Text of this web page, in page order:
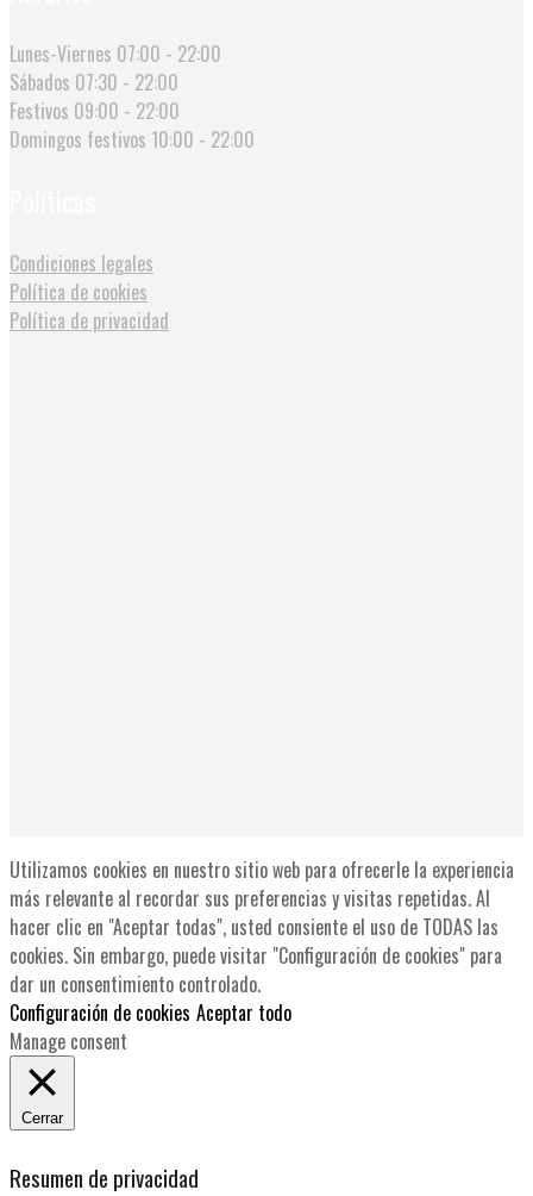
Lunes-Viernes 07:00 - 22:00
Sábados 07:30 - 22:00
Festivos 09:00 - 22:00
Domingos festivos 10:00 - 22:00
Condiciones legales
Política de cookies
Política de privacidad
Utilizamos cookies en nuestro sitio web para ofrecerle la experiencia
más relevante al recordar sus preferencias y visitas repetidas. Al
hacer clic en "Aceptar todas", usted consiente el uso de TODAS las
cookies. Sin embargo, puede visitar "Configuración de cookies" para
dar un consentimiento controlado.
Configuración de cookies Aceptar todo
Manage consent
Cerrar
Resumen de privacidad